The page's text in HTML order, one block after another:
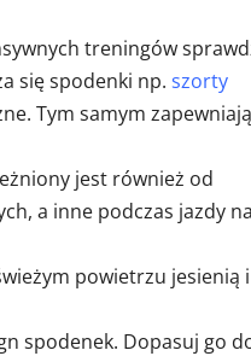
treningów
się spodenki np. szorty
Tym samym zapewniają
jest również od
a inne podczas jazdy
powietrzu jesienią i
spodenek. Dopasuj go